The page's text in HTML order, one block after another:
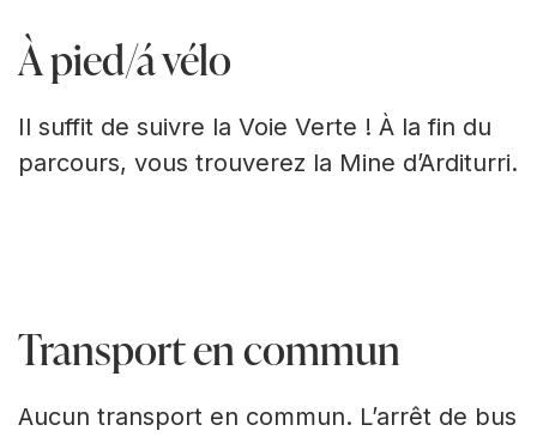
À pied/á vélo
Il suffit de suivre la Voie Verte ! À la fin du
parcours, vous trouverez la Mine d’Arditurri.
Transport en commun
Aucun transport en commun. L’arrêt de bus